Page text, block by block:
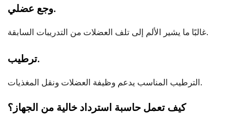
وجع عضلي.
غالبًا ما يشير الألم إلى تلف العضلات من التدريبات السابقة.
ترطيب.
الترطيب المناسب يدعم وظيفة العضلات ونقل المغذيات.
كيف تعمل حاسبة استرداد خالية من الجهاز؟